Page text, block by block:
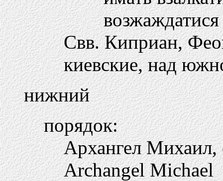
Свв. Киприан,
киевские, над
нижний
порядок:
Архангел Михаил,
Archangel Michael